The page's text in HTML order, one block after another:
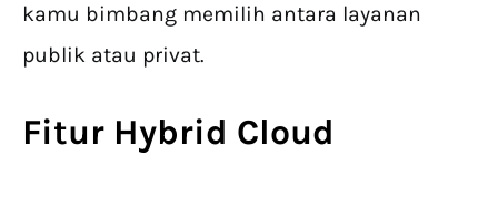
kamu bimbang memilih antara layanan
publik atau privat.
Fitur Hybrid Cloud